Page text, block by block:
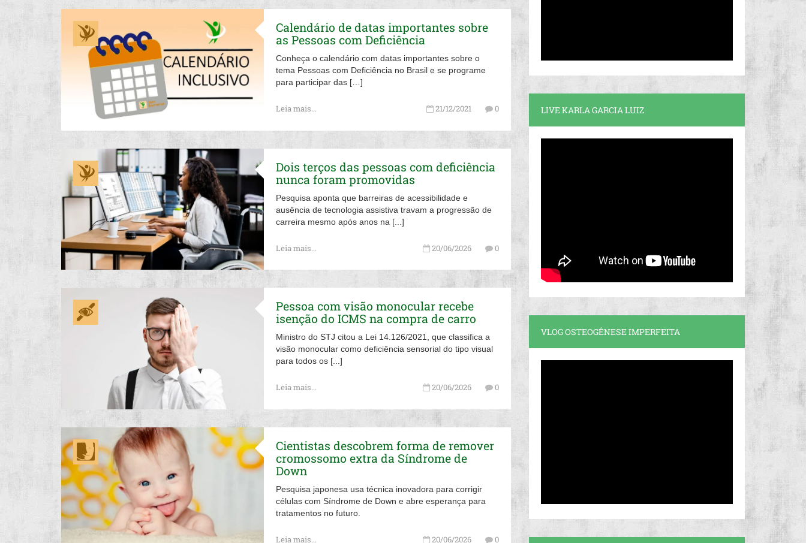
Calendário de datas importantes sobre
as Pessoas com Deficiência
Conheça o calendário com datas importantes sobre o
tema Pessoas com Deficiência no Brasil e se programe
para participar das […]
Leia mais... 21/12/2021 0
Dois terços das pessoas com deficiência
nunca foram promovidas
Pesquisa aponta que barreiras de acessibilidade e
ausência de tecnologia assistiva travam a progressão de
carreira mesmo após anos na [...]
Leia mais... 20/06/2026 0
Pessoa com visão monocular recebe
isenção do ICMS na compra de carro
Ministro do STJ citou a Lei 14.126/2021, que classifica a
visão monocular como deficiência sensorial do tipo visual
para todos os [...]
Leia mais... 20/06/2026 0
Cientistas descobrem forma de remover
cromossomo extra da Síndrome de
Down
Pesquisa japonesa usa técnica inovadora para corrigir
células com Síndrome de Down e abre esperança para
tratamentos no futuro.
Leia mais... 20/06/2026 0
LIVE KARLA GARCIA LUIZ
VLOG OSTEOGÊNESE IMPERFEITA